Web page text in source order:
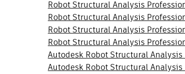
Robot Structural Analysis
Robot Structural Analysis
Robot Structural Analysis
Robot Structural Analysis
Autodesk Robot Structural Analysis
Autodesk Robot Structural Analysis